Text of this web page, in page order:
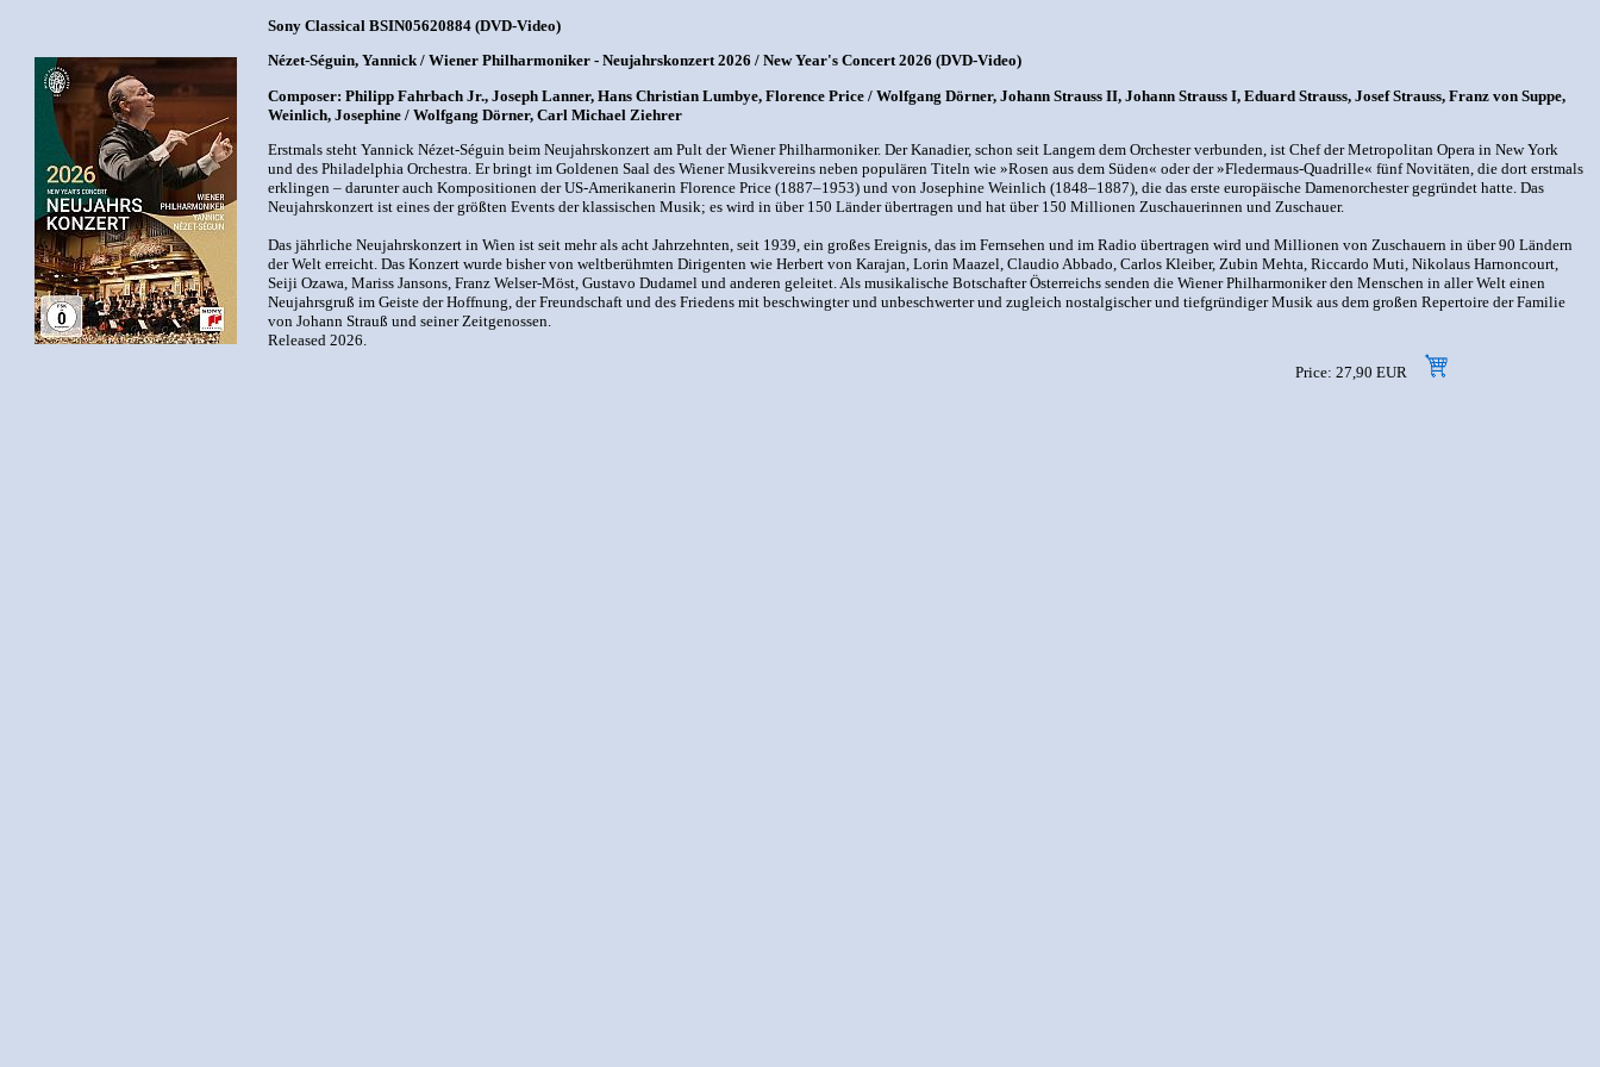
Sony Classical BSIN05620884 (DVD-Video)
Nézet-Séguin, Yannick / Wiener Philharmoniker - Neujahrskonzert 2026 / New Year's Concert 2026 (DVD-Video)
Composer: Philipp Fahrbach Jr., Joseph Lanner, Hans Christian Lumbye, Florence Price / Wolfgang Dörner, Johann Strauss II, Johann Strauss I, Eduard Strauss, Josef Strauss, Franz von Suppe,
Weinlich, Josephine / Wolfgang Dörner, Carl Michael Ziehrer
Erstmals steht Yannick Nézet-Séguin beim Neujahrskonzert am Pult der Wiener Philharmoniker. Der Kanadier, schon seit Langem dem Orchester verbunden, ist Chef der Metropolitan Opera in New York
und des Philadelphia Orchestra. Er bringt im Goldenen Saal des Wiener Musikvereins neben populären Titeln wie »Rosen aus dem Süden« oder der »Fledermaus-Quadrille« fünf Novitäten, die dort erstmals
erklingen – darunter auch Kompositionen der US-Amerikanerin Florence Price (1887–1953) und von Josephine Weinlich (1848–1887), die das erste europäische Damenorchester gegründet hatte. Das
Neujahrskonzert ist eines der größten Events der klassischen Musik; es wird in über 150 Länder übertragen und hat über 150 Millionen Zuschauerinnen und Zuschauer.
Das jährliche Neujahrskonzert in Wien ist seit mehr als acht Jahrzehnten, seit 1939, ein großes Ereignis, das im Fernsehen und im Radio übertragen wird und Millionen von Zuschauern in über 90 Ländern
der Welt erreicht. Das Konzert wurde bisher von weltberühmten Dirigenten wie Herbert von Karajan, Lorin Maazel, Claudio Abbado, Carlos Kleiber, Zubin Mehta, Riccardo Muti, Nikolaus Harnoncourt,
Seiji Ozawa, Mariss Jansons, Franz Welser-Möst, Gustavo Dudamel und anderen geleitet. Als musikalische Botschafter Österreichs senden die Wiener Philharmoniker den Menschen in aller Welt einen
Neujahrsgruß im Geiste der Hoffnung, der Freundschaft und des Friedens mit beschwingter und unbeschwerter und zugleich nostalgischer und tiefgründiger Musik aus dem großen Repertoire der Familie
von Johann Strauß und seiner Zeitgenossen.
Released 2026.
Price: 27,90 EUR